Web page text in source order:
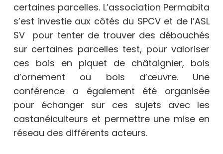
certaines parcelles. L’association Permabita
s’est investie aux côtés du SPCV et de l’ASL
SV pour tenter de trouver des débouchés
sur certaines parcelles test, pour valoriser
ces bois en piquet de châtaignier, bois
d’ornement ou bois d’œuvre. Une
conférence a également été organisée
pour échanger sur ces sujets avec les
castanéiculteurs et permettre une mise en
réseau des différents acteurs.